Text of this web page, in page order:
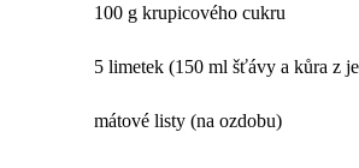
100 g krupicového cukru
5 limetek (150 ml šťávy a kůra z
mátové listy (na ozdobu)